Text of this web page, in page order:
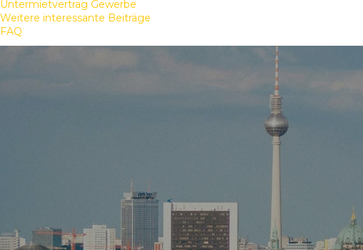
Untermietvertrag Gewerbe
Weitere interessante Beiträge
FAQ